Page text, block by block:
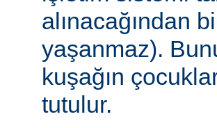
alınacağından
yaşanmaz).
kuşağın
tutulur.